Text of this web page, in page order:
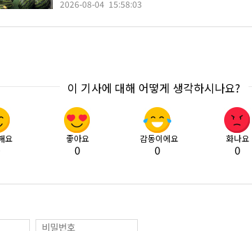
2026-08-04 15:58:03
이 기사에 대해 어떻게 생각하시나요?
요 좋아요
0
감동이에요
0
화나요
0